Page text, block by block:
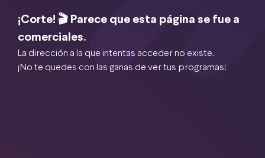
¡Corte! 🎬 Parece que esta página se fue a
comerciales.
La dirección a la que intentas acceder no existe.
¡No te quedes con las ganas de ver tus programas!